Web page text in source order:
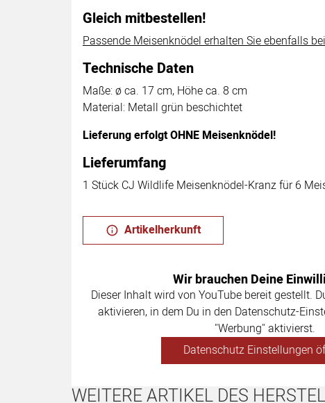
Gleich mitbestellen!
Passende Meisenknödel erhalten Sie ebenfalls
Technische Daten
Maße: ø ca. 17 cm, Höhe ca. 8 cm
Material: Metall grün beschichtet
Lieferung erfolgt OHNE Meisenknödel!
Lieferumfang
1 Stück CJ Wildlife Meisenknödel-Kranz für 6
Artikelherkunft
Wir brauchen Deine
Dieser Inhalt wird von YouTube bereit gestellt.
aktivieren, in dem Du in den Datenschutz-
"Werbung" aktivierst.
Datenschutz Einstellungen
WEITERE ARTIKEL DES